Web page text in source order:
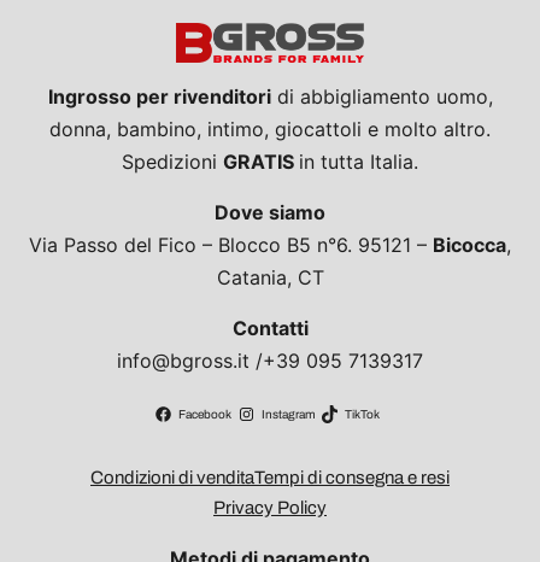
Ingrosso per rivenditoridi abbigliamento uomo,
donna, bambino, intimo, giocattoli e molto altro.
Spedizioni GRATIS in tutta Italia.
Dove siamo
Via Passo del Fico – Blocco B5 n°6. 95121 – Bicocca,
Catania, CT
Contatti
info@bgross.it /+39 095 7139317
Facebook Instagram TikTok
Condizioni di venditaTempi di consegna e resi
Privacy Policy